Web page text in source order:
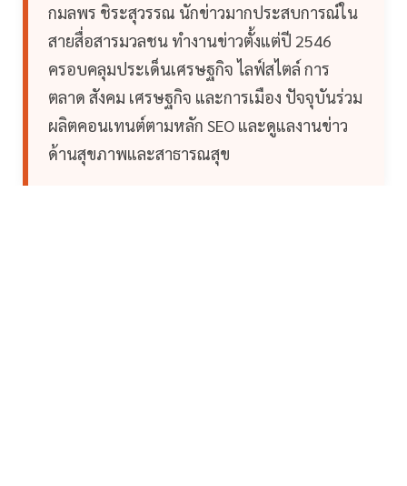
กมลพร ชิระสุวรรณ นักข่าวมากประสบการณ์ใน
สายสื่อสารมวลชน ทำงานข่าวตั้งแต่ปี 2546
ครอบคลุมประเด็นเศรษฐกิจ ไลฟ์สไตล์ การ
ตลาด สังคม เศรษฐกิจ และการเมือง ปัจจุบันร่วม
ผลิตคอนเทนต์ตามหลัก SEO และดูแลงานข่าว
ด้านสุขภาพและสาธารณสุข